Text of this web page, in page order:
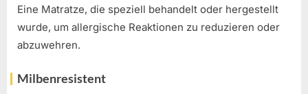
Eine Matratze, die speziell behandelt oder hergestellt
wurde, um allergische Reaktionen zu reduzieren oder
abzuwehren.
Milbenresistent